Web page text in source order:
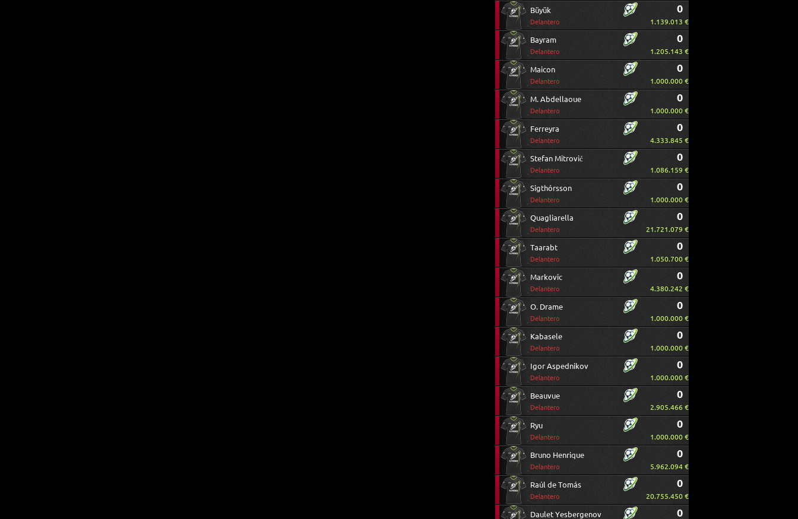
Büyük
Delantero
0
1.139.013 €
Bayram
Delantero
0
1.205.143 €
Maicon
Delantero
0
1.000.000 €
M. Abdellaoue
Delantero
0
1.000.000 €
Ferreyra
Delantero
0
4.333.845 €
Stefan Mitrović
Delantero
0
1.086.159 €
Sigthórsson
Delantero
0
1.000.000 €
Quagliarella
Delantero
0
21.721.079 €
Taarabt
Delantero
0
1.050.700 €
Markovic
Delantero
0
4.380.242 €
O. Drame
Delantero
0
1.000.000 €
Kabasele
Delantero
0
1.000.000 €
Igor Aspednikov
Delantero
0
1.000.000 €
Beauvue
Delantero
0
2.905.466 €
Ryu
Delantero
0
1.000.000 €
Bruno Henrique
Delantero
0
5.962.094 €
Raúl de Tomás
Delantero
0
20.755.450 €
Daulet Yesbergenov 0